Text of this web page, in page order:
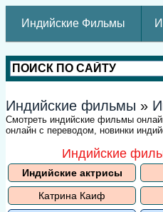
Индийские Фильмы
Индийские фильмы »
Смотреть индийские фильмы
онлайн с переводом, новинки
Индийские
Индийские актрисы
Катрина Каиф